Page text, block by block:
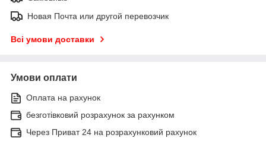
Новая Почта или другой перевозчик
Всі умови доставки
Умови оплати
Оплата на рахунок
безготівковий розрахунок за рахунком
Через Приват 24 на розрахунковий рахунок